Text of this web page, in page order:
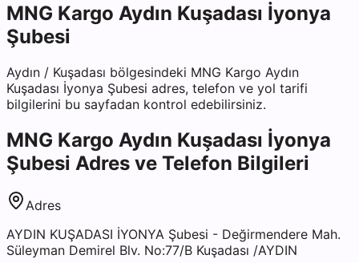
MNG Kargo Aydın Kuşadası İyonya
Şubesi
Aydın / Kuşadası bölgesindeki MNG Kargo Aydın
Kuşadası İyonya Şubesi adres, telefon ve yol tarifi
bilgilerini bu sayfadan kontrol edebilirsiniz.
MNG Kargo Aydın Kuşadası İyonya
Şubesi Adres ve Telefon Bilgileri
Adres
AYDIN KUŞADASI İYONYA Şubesi - Değirmendere Mah.
Süleyman Demirel Blv. No:77/B Kuşadası /AYDIN